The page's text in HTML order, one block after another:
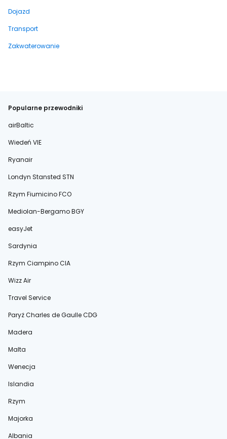
Dojazd
Transport
Zakwaterowanie
Popularne przewodniki
airBaltic
Wiedeń VIE
Ryanair
Londyn Stansted STN
Rzym Fiumicino FCO
Mediolan-Bergamo BGY
easyJet
Sardynia
Rzym Ciampino CIA
Wizz Air
Travel Service
Paryż Charles de Gaulle CDG
Madera
Malta
Wenecja
Islandia
Rzym
Majorka
Albania